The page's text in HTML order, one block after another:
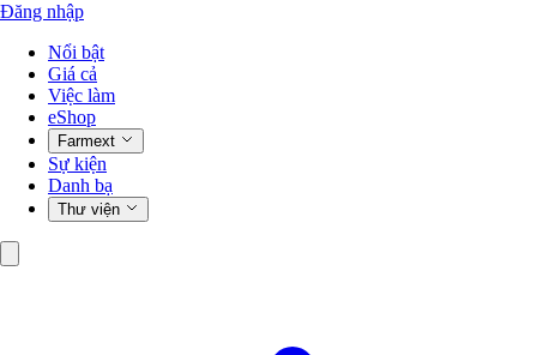
Đăng nhập
Nổi bật
Giá cả
Việc làm
eShop
Farmext
Sự kiện
Danh bạ
Thư viện